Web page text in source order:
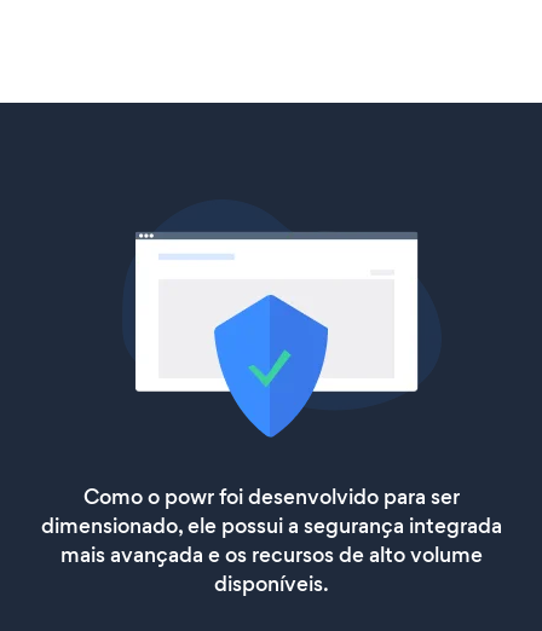
Como o powr foi desenvolvido para ser
dimensionado, ele possui a segurança integrada
mais avançada e os recursos de alto volume
disponíveis.